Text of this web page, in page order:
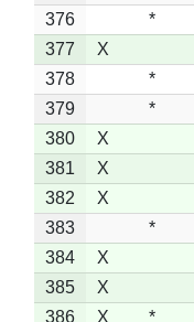
376
*
377
X
378
*
379
*
380
X
381
X
382
X
383
*
384
X
385
X
386
X *